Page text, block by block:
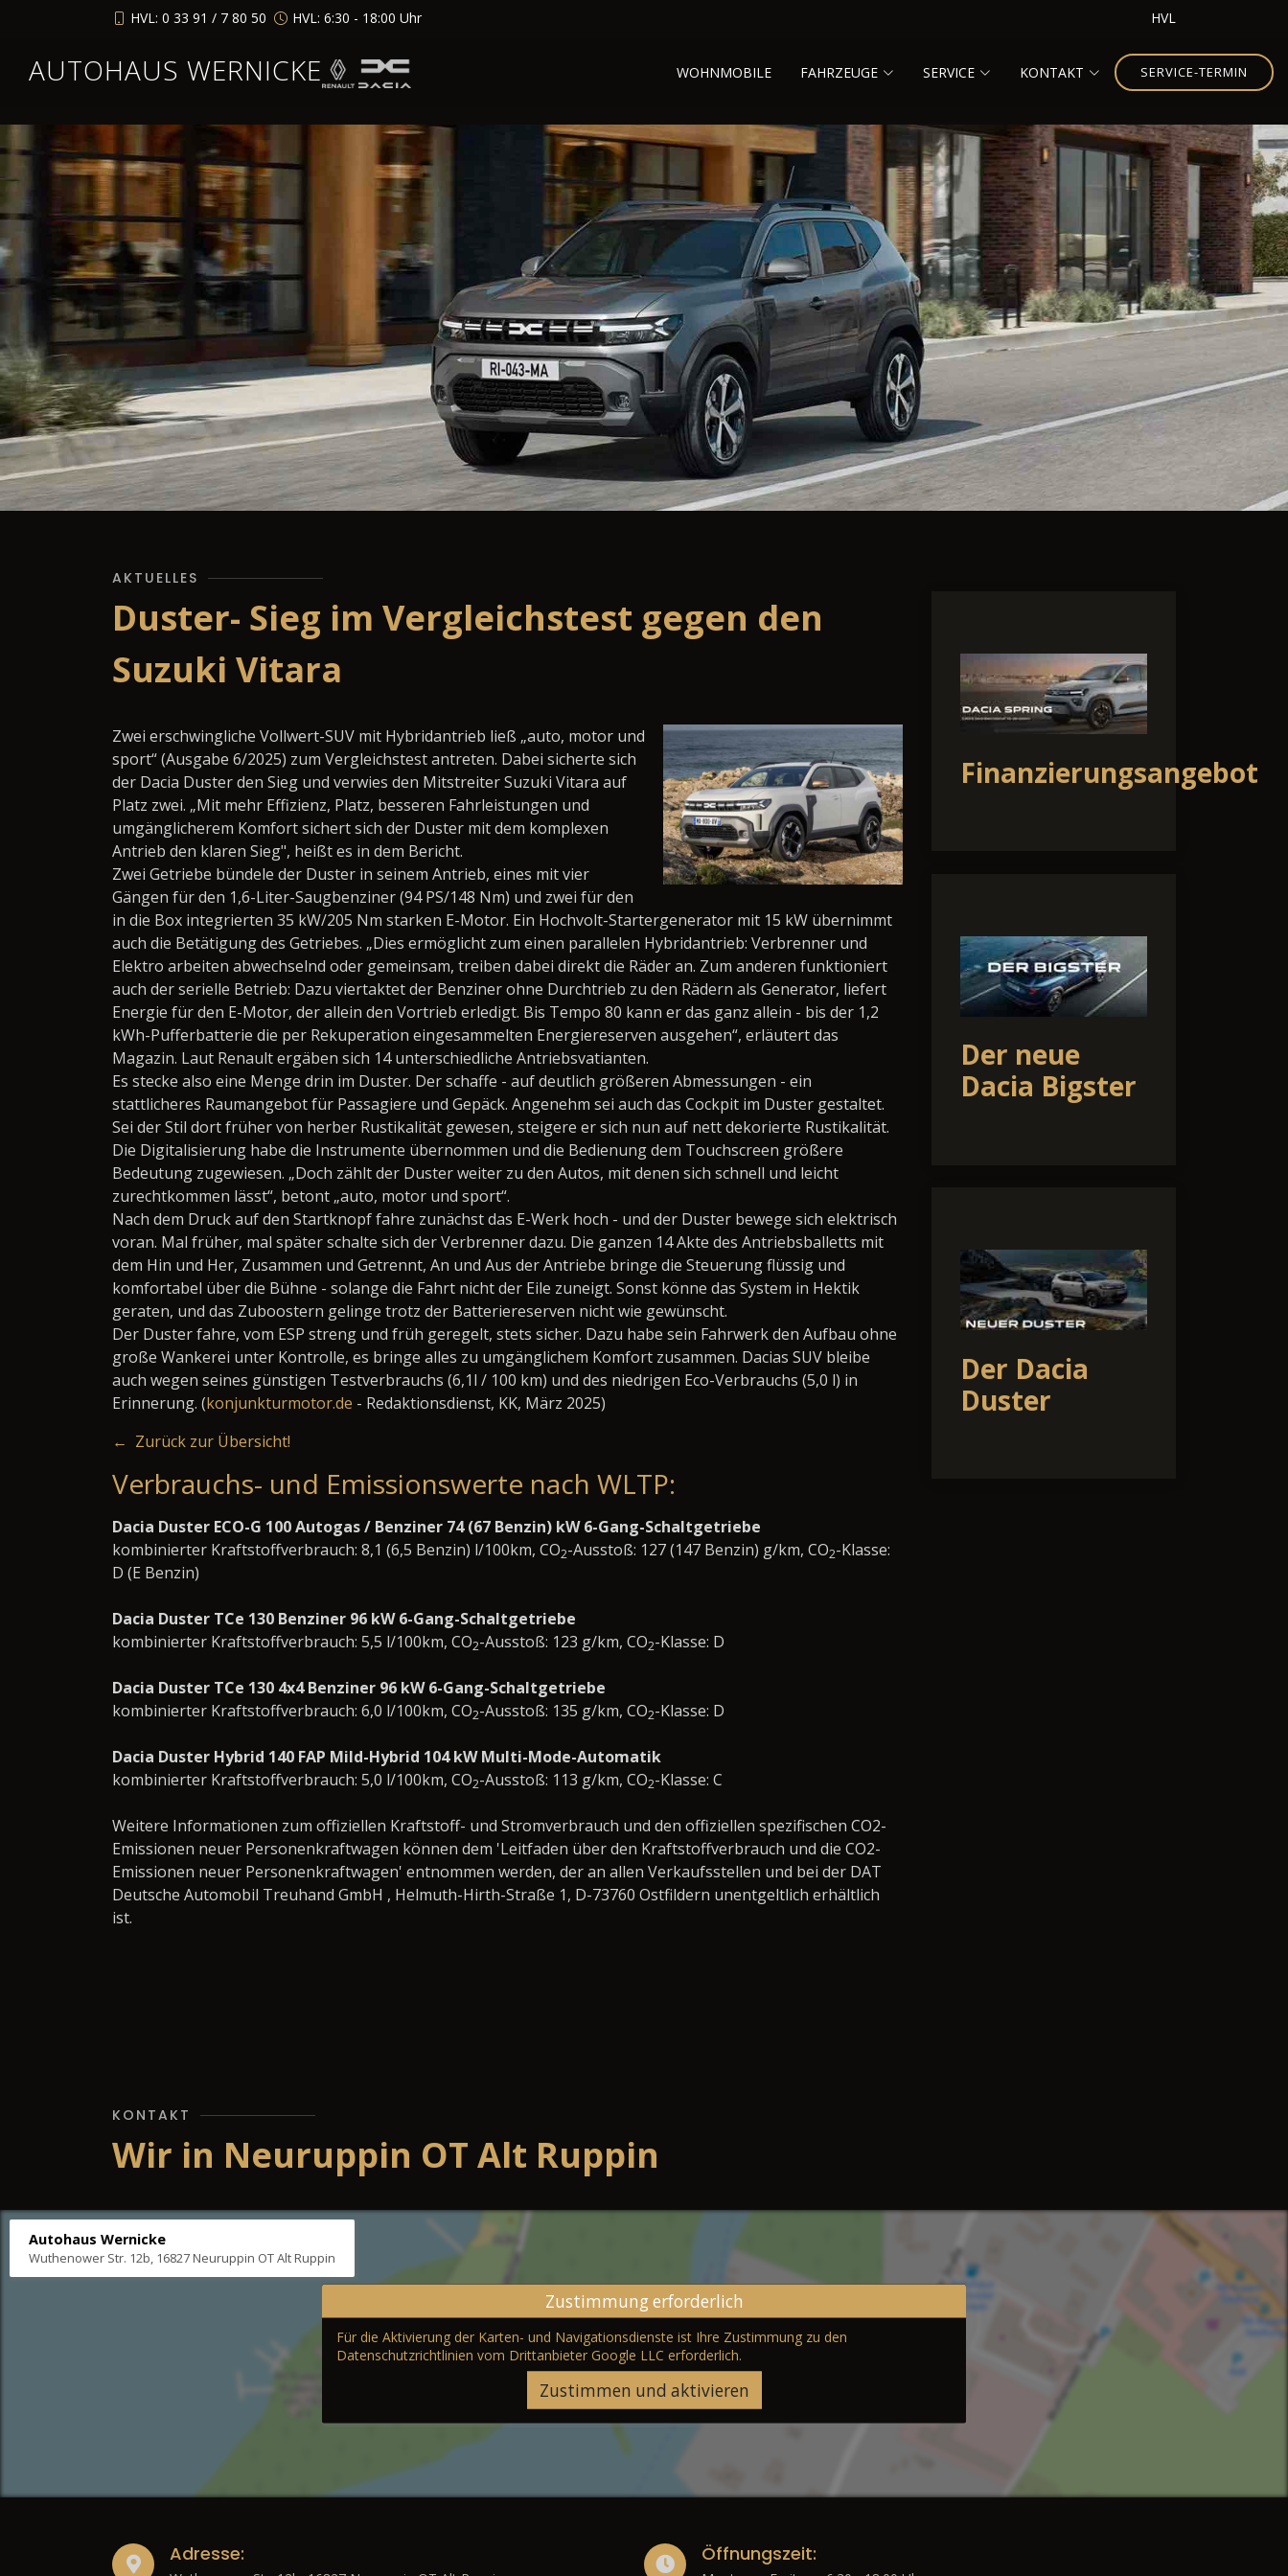
HVL: 0 33 91 / 7 80 50 HVL: 6:30 - 18:00 Uhr HVL
AUTOHAUS WERNICKE WOHNMOBILE FAHRZEUGE SERVICE KONTAKT SERVICE-TERMIN
AKTUELLES
Duster- Sieg im Vergleichstest gegen den
Suzuki Vitara
Zwei erschwingliche Vollwert-SUV mit Hybridantrieb ließ „auto, motor und
sport“ (Ausgabe 6/2025) zum Vergleichstest antreten. Dabei sicherte sich
der Dacia Duster den Sieg und verwies den Mitstreiter Suzuki Vitara auf
Platz zwei. „Mit mehr Effizienz, Platz, besseren Fahrleistungen und
umgänglicherem Komfort sichert sich der Duster mit dem komplexen
Antrieb den klaren Sieg", heißt es in dem Bericht.
Zwei Getriebe bündele der Duster in seinem Antrieb, eines mit vier
Gängen für den 1,6-Liter-Saugbenziner (94 PS/148 Nm) und zwei für den
in die Box integrierten 35 kW/205 Nm starken E-Motor. Ein Hochvolt-Startergenerator mit 15 kW übernimmt
auch die Betätigung des Getriebes. „Dies ermöglicht zum einen parallelen Hybridantrieb: Verbrenner und
Elektro arbeiten abwechselnd oder gemeinsam, treiben dabei direkt die Räder an. Zum anderen funktioniert
auch der serielle Betrieb: Dazu viertaktet der Benziner ohne Durchtrieb zu den Rädern als Generator, liefert
Energie für den E-Motor, der allein den Vortrieb erledigt. Bis Tempo 80 kann er das ganz allein - bis der 1,2
kWh-Pufferbatterie die per Rekuperation eingesammelten Energiereserven ausgehen“, erläutert das
Magazin. Laut Renault ergäben sich 14 unterschiedliche Antriebsvatianten.
Es stecke also eine Menge drin im Duster. Der schaffe - auf deutlich größeren Abmessungen - ein
stattlicheres Raumangebot für Passagiere und Gepäck. Angenehm sei auch das Cockpit im Duster gestaltet.
Sei der Stil dort früher von herber Rustikalität gewesen, steigere er sich nun auf nett dekorierte Rustikalität.
Die Digitalisierung habe die Instrumente übernommen und die Bedienung dem Touchscreen größere
Bedeutung zugewiesen. „Doch zählt der Duster weiter zu den Autos, mit denen sich schnell und leicht
zurechtkommen lässt“, betont „auto, motor und sport“.
Nach dem Druck auf den Startknopf fahre zunächst das E-Werk hoch - und der Duster bewege sich elektrisch
voran. Mal früher, mal später schalte sich der Verbrenner dazu. Die ganzen 14 Akte des Antriebsballetts mit
dem Hin und Her, Zusammen und Getrennt, An und Aus der Antriebe bringe die Steuerung flüssig und
komfortabel über die Bühne - solange die Fahrt nicht der Eile zuneigt. Sonst könne das System in Hektik
geraten, und das Zuboostern gelinge trotz der Batteriereserven nicht wie gewünscht.
Der Duster fahre, vom ESP streng und früh geregelt, stets sicher. Dazu habe sein Fahrwerk den Aufbau ohne
große Wankerei unter Kontrolle, es bringe alles zu umgänglichem Komfort zusammen. Dacias SUV bleibe
auch wegen seines günstigen Testverbrauchs (6,1l / 100 km) und des niedrigen Eco-Verbrauchs (5,0 l) in
Erinnerung. (konjunkturmotor.de - Redaktionsdienst, KK, März 2025)
← Zurück zur Übersicht!
Verbrauchs- und Emissionswerte nach WLTP:
Dacia Duster ECO-G 100 Autogas / Benziner 74 (67 Benzin) kW 6-Gang-Schaltgetriebe
kombinierter Kraftstoffverbrauch: 8,1 (6,5 Benzin) l/100km, CO2-Ausstoß: 127 (147 Benzin) g/km, CO2-Klasse:
D (E Benzin)
Dacia Duster TCe 130 Benziner 96 kW 6-Gang-Schaltgetriebe
kombinierter Kraftstoffverbrauch: 5,5 l/100km, CO2-Ausstoß: 123 g/km, CO2-Klasse: D
Dacia Duster TCe 130 4x4 Benziner 96 kW 6-Gang-Schaltgetriebe
kombinierter Kraftstoffverbrauch: 6,0 l/100km, CO2-Ausstoß: 135 g/km, CO2-Klasse: D
Dacia Duster Hybrid 140 FAP Mild-Hybrid 104 kW Multi-Mode-Automatik
kombinierter Kraftstoffverbrauch: 5,0 l/100km, CO2-Ausstoß: 113 g/km, CO2-Klasse: C
Weitere Informationen zum offiziellen Kraftstoff- und Stromverbrauch und den offiziellen spezifischen CO2-
Emissionen neuer Personenkraftwagen können dem 'Leitfaden über den Kraftstoffverbrauch und die CO2-
Emissionen neuer Personenkraftwagen' entnommen werden, der an allen Verkaufsstellen und bei der DAT
Deutsche Automobil Treuhand GmbH , Helmuth-Hirth-Straße 1, D-73760 Ostfildern unentgeltlich erhältlich
ist.
Finanzierungsangebot
Der neue
Dacia Bigster
Der Dacia
Duster
KONTAKT
Wir in Neuruppin OT Alt Ruppin
Autohaus Wernicke
Wuthenower Str. 12b, 16827 Neuruppin OT Alt Ruppin
Zustimmung erforderlich
Für die Aktivierung der Karten- und Navigationsdienste ist Ihre Zustimmung zu den
Datenschutzrichtlinien vom Drittanbieter Google LLC erforderlich.
Zustimmen und aktivieren
Adresse: Öffnungszeit: